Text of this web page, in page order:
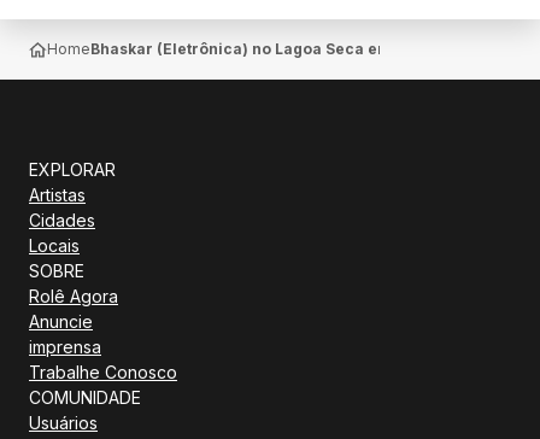
HomeBhaskar (Eletrônica) no Lagoa Seca em Lagoa Seca
EXPLORAR
Artistas
Cidades
Locais
SOBRE
Rolê Agora
Anuncie
imprensa
Trabalhe Conosco
COMUNIDADE
Usuários